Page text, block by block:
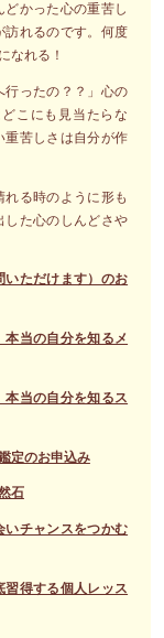
かった心の重苦し
訪れるのです。何度
なれる！
行ったの？？」心の
こにも見当たらな
重苦しさは自分が作
る時のように形も
した心のしんどさや
ただけます）のお
当の自分を知るメ
当の自分を知るス
定のお申込み
石
チャンスをつかむ
得する個人レッス